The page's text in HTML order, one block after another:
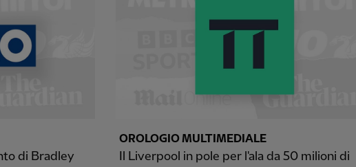
di Bradley
OROLOGIO MULTIMEDIALE
Il Liverpool in pole per l'ala da 50 milioni di